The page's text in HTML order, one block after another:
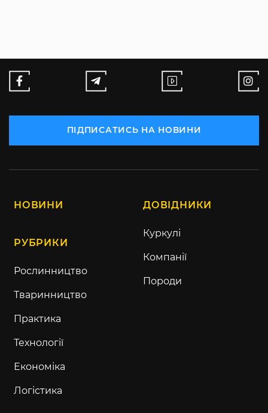
ПІДПИСАТИСЬ НА НОВИНИ
НОВИНИ
РУБРИКИ
Рослинництво
Тваринництво
Практика
Технології
Економіка
Логістика
ДОВІДНИКИ
Куркулі
Компанії
Породи